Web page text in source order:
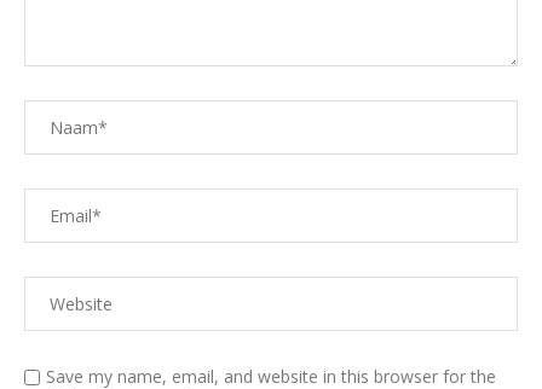
Save my name, email, and website in this browser for the